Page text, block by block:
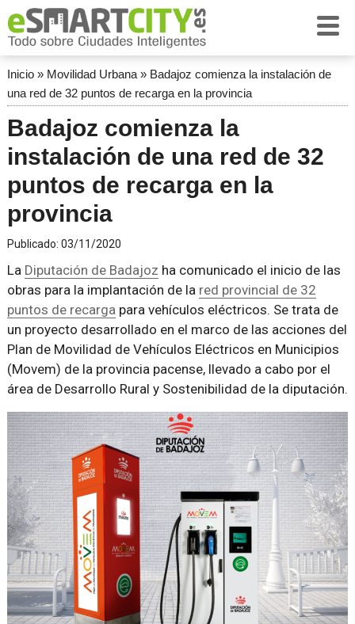
Inicio» Movilidad Urbana» Badajoz comienza la instalación de
una red de 32 puntos de recarga en la provincia
Badajoz comienza la
instalación de una red de 32
puntos de recarga en la
provincia
Publicado: 03/11/2020
La Diputación de Badajoz ha comunicado el inicio de las
obras para la implantación de la red provincial de 32
puntos de recargapara vehículos eléctricos. Se trata de
un proyecto desarrollado en el marco de las acciones del
Plan de Movilidad de Vehículos Eléctricos en Municipios
(Movem) de la provincia pacense, llevado a cabo por el
área de Desarrollo Rural y Sostenibilidad de la diputación.